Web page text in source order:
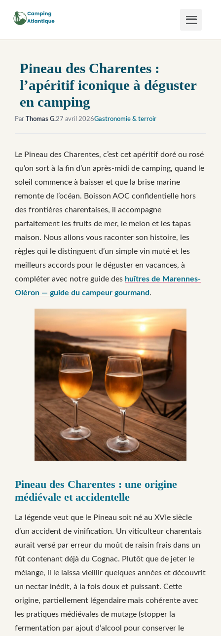
Pineau des Charentes :
l’apéritif iconique à déguster
en camping
Par Thomas G.27 avril 2026Gastronomie & terroir
Le Pineau des Charentes, c’est cet apéritif doré ou rosé
qu’on sort à la fin d’un après-midi de camping, quand le
soleil commence à baisser et que la brise marine
remonte de l’océan. Boisson AOC confidentielle hors
des frontières charentaises, il accompagne
parfaitement les fruits de mer, le melon et les tapas
maison. Nous allons vous raconter son histoire, les
règles qui le distinguent d’un simple vin muté et les
meilleurs accords pour le déguster en vacances, à
compléter avec notre guide des huîtres de Marennes-
Oléron — guide du campeur gourmand.
Pineau des Charentes : une origine
médiévale et accidentelle
La légende veut que le Pineau soit né au XVIe siècle
d’un accident de vinification. Un viticulteur charentais
aurait versé par erreur du moût de raisin frais dans un
fût contenant déjà du Cognac. Plutôt que de jeter le
mélange, il le laissa vieillir quelques années et découvrit
un nectar inédit, à la fois doux et puissant. Cette
origine, partiellement légendaire mais cohérente avec
les pratiques médiévales de mutage (stopper la
fermentation par ajout d’alcool pour conserver le